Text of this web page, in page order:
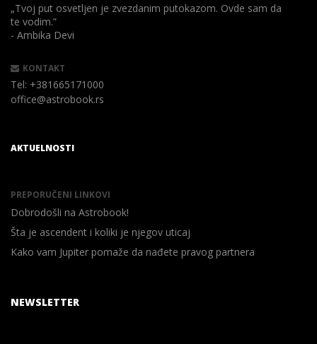
„Tvoj put osvetljen je zvezdanim putokazom. Ovde sam da
te vodim.”
- Ambika Devi
KONTAKT
Tel: +381665171000
office@astrobook.rs
AKTUELNOSTI
PREPORUČENI LINKOVI
Dobrodošli na Astrobook!
Šta je ascendent i koliki je njegov uticaj
Kako vam Jupiter pomaže da nađete pravog partnera
NEWSLETTER